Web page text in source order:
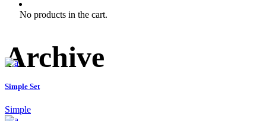
No products in the cart.
Archive
Simple Set
Simple